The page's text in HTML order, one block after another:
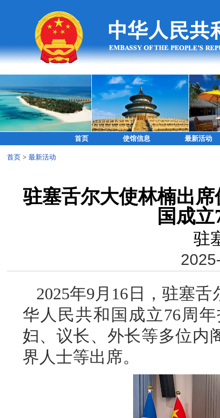
首页 使馆信息 最新活动
首页 > 最新活动
驻塞舌尔大使林楠出
国成
驻
2025年9月16日，驻塞
华人民共和国成立76周
妇、议长、外长等多位内
界人士等出席。